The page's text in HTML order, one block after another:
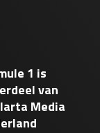
1 is
van
Media